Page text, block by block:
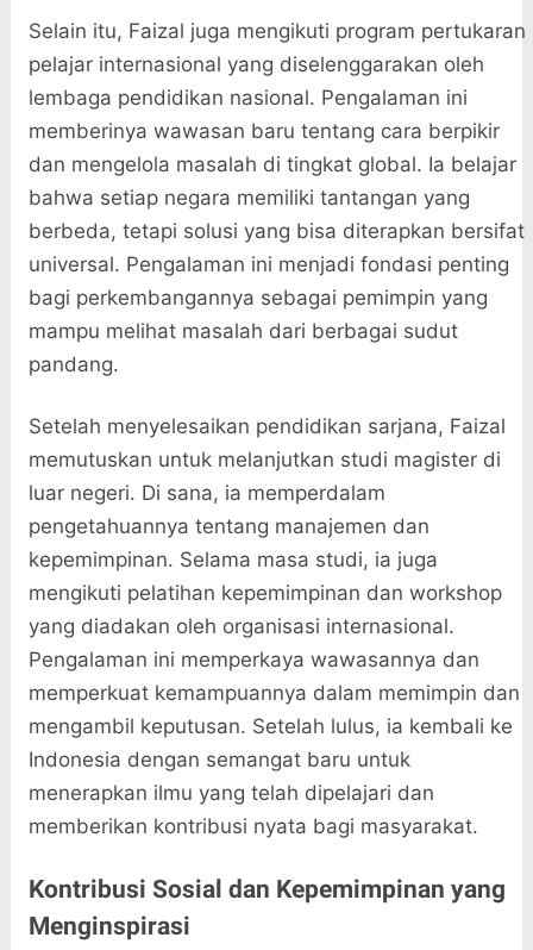
Selain itu, Faizal juga mengikuti program pertukaran
pelajar internasional yang diselenggarakan oleh
lembaga pendidikan nasional. Pengalaman ini
memberinya wawasan baru tentang cara berpikir
dan mengelola masalah di tingkat global. Ia belajar
bahwa setiap negara memiliki tantangan yang
berbeda, tetapi solusi yang bisa diterapkan bersifat
universal. Pengalaman ini menjadi fondasi penting
bagi perkembangannya sebagai pemimpin yang
mampu melihat masalah dari berbagai sudut
pandang.
Setelah menyelesaikan pendidikan sarjana, Faizal
memutuskan untuk melanjutkan studi magister di
luar negeri. Di sana, ia memperdalam
pengetahuannya tentang manajemen dan
kepemimpinan. Selama masa studi, ia juga
mengikuti pelatihan kepemimpinan dan workshop
yang diadakan oleh organisasi internasional.
Pengalaman ini memperkaya wawasannya dan
memperkuat kemampuannya dalam memimpin dan
mengambil keputusan. Setelah lulus, ia kembali ke
Indonesia dengan semangat baru untuk
menerapkan ilmu yang telah dipelajari dan
memberikan kontribusi nyata bagi masyarakat.
Kontribusi Sosial dan Kepemimpinan yang
Menginspirasi